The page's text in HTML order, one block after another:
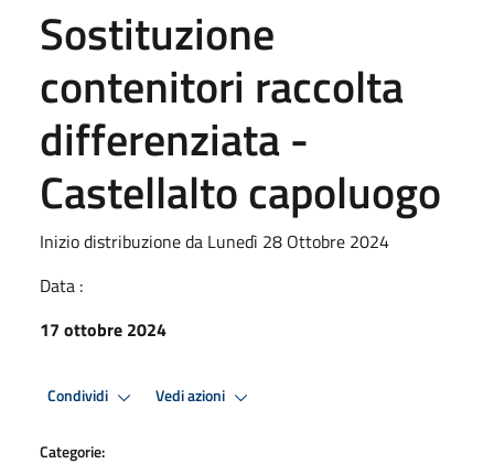
Sostituzione
contenitori raccolta
differenziata -
Castellalto capoluogo
Inizio distribuzione da Lunedì 28 Ottobre 2024
Data :
17 ottobre 2024
Condividi Vedi azioni
Categorie: